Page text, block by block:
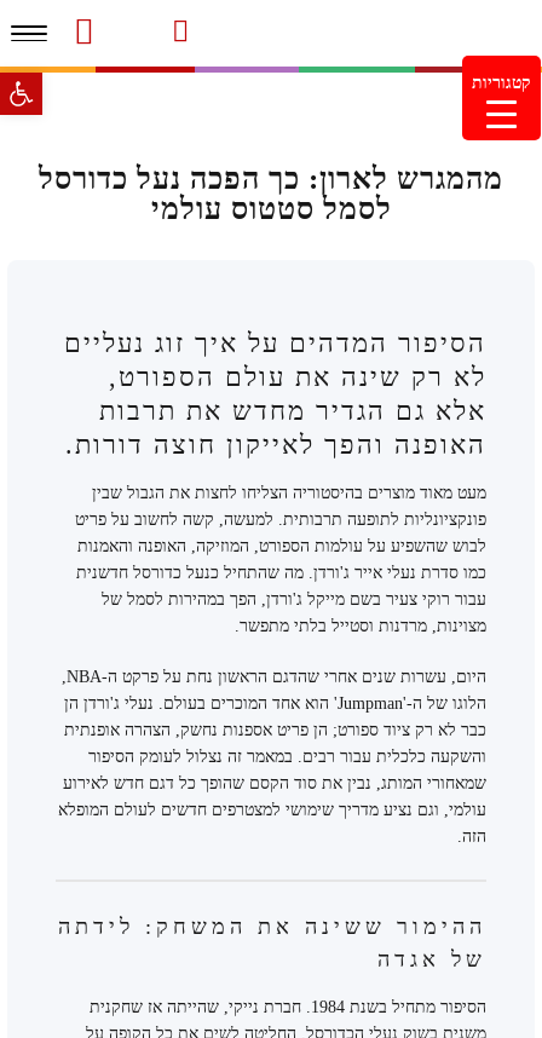
מוצרים חדשים
צור קשר מעקב הזמנות
מהמגרש לארון: כך הפכה נעל כדורסל
לסמל סטטוס עולמי
הסיפור המדהים על איך זוג נעליים
לא רק שינה את עולם הספורט,
אלא גם הגדיר מחדש את תרבות
האופנה והפך לאייקון חוצה דורות.
מעט מאוד מוצרים בהיסטוריה הצליחו לחצות את הגבול שבין
פונקציונליות לתופעה תרבותית. למעשה, קשה לחשוב על פריט
לבוש שהשפיע על עולמות הספורט, המוזיקה, האופנה והאמנות
כמו סדרת נעלי אייר ג'ורדן. מה שהתחיל כנעל כדורסל חדשנית
עבור רוקי צעיר בשם מייקל ג'ורדן, הפך במהירות לסמל של
מצוינות, מרדנות וסטייל בלתי מתפשר.
היום, עשרות שנים אחרי שהדגם הראשון נחת על פרקט ה-NBA,
הלוגו של ה-'Jumpman' הוא אחד המוכרים בעולם. נעלי ג'ורדן הן
כבר לא רק ציוד ספורט; הן פריט אספנות נחשק, הצהרה אופנתית
והשקעה כלכלית עבור רבים. במאמר זה נצלול לעומק הסיפור
שמאחורי המותג, נבין את סוד הקסם שהופך כל דגם חדש לאירוע
עולמי, וגם נציע מדריך שימושי למצטרפים חדשים לעולם המופלא
הזה.
ההימור ששינה את המשחק: לידתה
של אגדה
הסיפור מתחיל בשנת 1984. חברת נייקי, שהייתה אז שחקנית
משנית בשוק נעלי הכדורסל, החליטה לשים את כל הקופה על
קטגוריות פתח